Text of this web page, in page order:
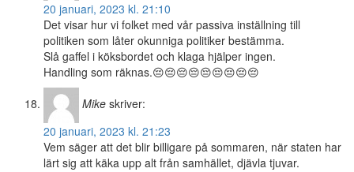
20 januari, 2023 kl. 21:10
Det visar hur vi folket med vår passiva inställning till
politiken som låter okunniga politiker bestämma.
Slå gaffel i köksbordet och klaga hjälper ingen.
Handling som räknas.😔😔😔😔😔😔😔😔😔
Mike skriver:
20 januari, 2023 kl. 21:23
Vem säger att det blir billigare på sommaren, när staten har
lärt sig att käka upp alt från samhället, djävla tjuvar.